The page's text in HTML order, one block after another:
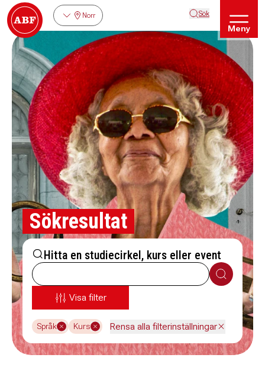
Norr Sök
Meny
Sökresultat
Hitta en studiecirkel, kurs eller event
Sök
Visa filter
Språk Kurs Rensa alla filterinställningar